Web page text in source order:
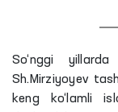
So‘nggi yillarda
Sh.Mirziyoyev
keng ko‘lamli